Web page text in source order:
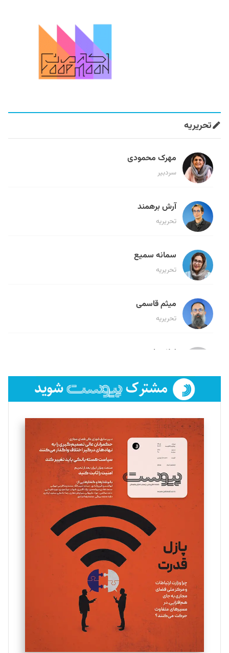
تحریریه
مهرک محمودی
سردبیر
آرش برهمند
تحریریه
سمانه سمیع
تحریریه
میثم قاسمی
تحریریه
لیلا حنارود
فائزه فتحی رستمی
تحریریه
سروش کرمیان
تحریریه
مینا پاکدل
یسنا امان‌پور
تحریریه
ملینا جعفری
تحریریه
مصطفی مسجدی آرانی